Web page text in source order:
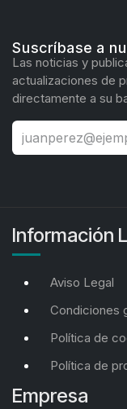
Suscríbase a
Las noticias y
actualizaciones de
directamente a su
Información
Aviso Legal
Condiciones
Política de
Política de
Empresa